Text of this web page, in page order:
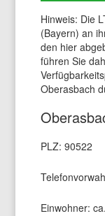
Hinweis: Die
(Bayern) an
den hier
führen Sie
Oberasbach
PLZ: 90522
Einwohner: